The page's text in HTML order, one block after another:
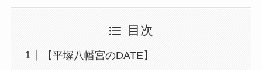
目次
【平塚八幡宮のDATE】